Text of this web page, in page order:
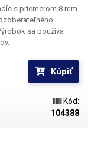
s priemerom 8 mm.
Kúpiť
Kód:
104388